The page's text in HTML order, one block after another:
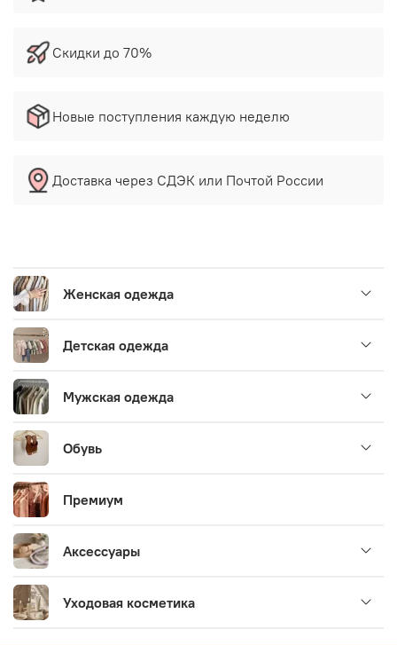
Скидки до 70%
Новые поступления каждую неделю
Доставка через СДЭК или Почтой России
Женская одежда
Детская одежда
Мужская одежда
Обувь
Премиум
Аксессуары
Уходовая косметика